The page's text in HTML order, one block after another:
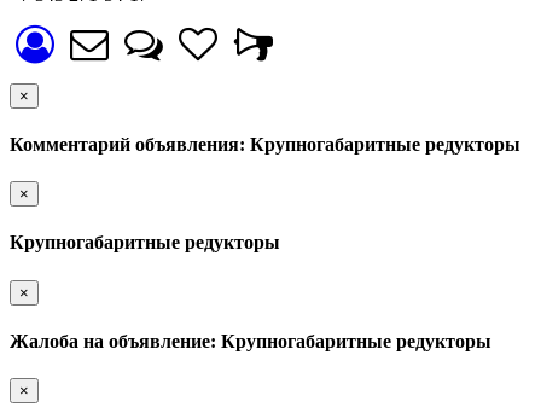
×
Комментарий объявления: Крупногабаритные редукторы
×
Крупногабаритные редукторы
×
Жалоба на объявление: Крупногабаритные редукторы
×